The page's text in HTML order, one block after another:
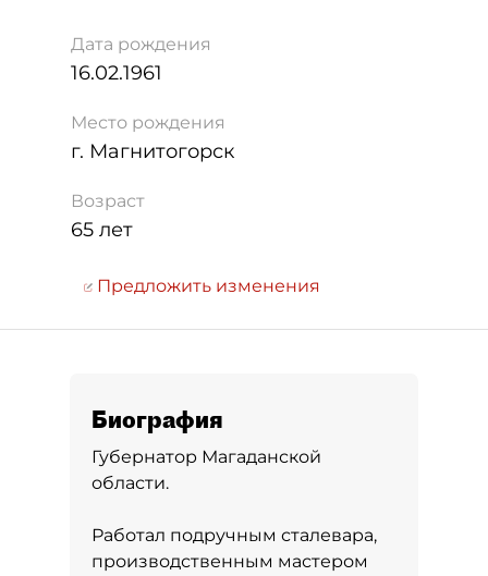
Дата рождения
16.02.1961
Место рождения
г. Магнитогорск
Возраст
65 лет
Предложить изменения
Биография
Губернатор Магаданской
области.
Работал подручным сталевара,
производственным мастером